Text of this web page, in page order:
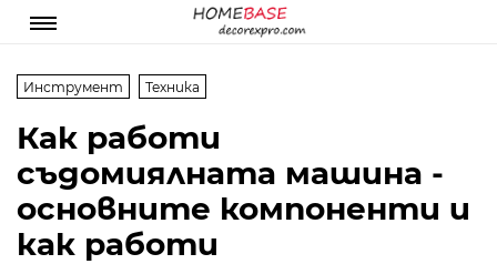
Инструмент Техника
Как работи
съдомиялната машина -
основните компоненти и
как работи